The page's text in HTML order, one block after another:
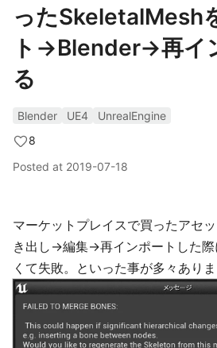
ったSkeletalMesh
ト→Blender→再イ
る
Blender UE4
UnrealEngine
8
Posted at 2019-07-18
マーケットプレイスで買ったアセ
き出し→編集→再インポートした際
くて失敗。といった事が多々ありま